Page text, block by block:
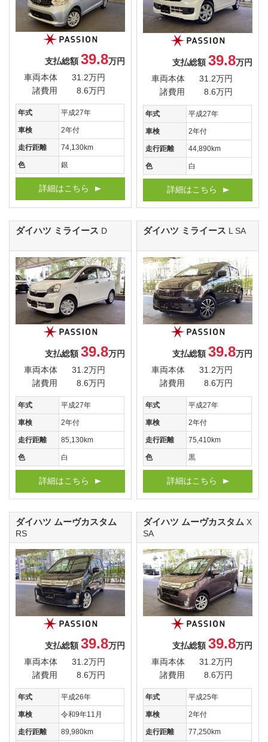
支払総額 39.8万円
車両本体
31.2万円
諸費用
8.6万円
年式 平成27年
車検 2年付
走行距離 74,130km
色 銀
詳細はこちら
支払総額 39.8万円
車両本体
31.2万円
諸費用
8.6万円
年式 平成27年
車検 2年付
走行距離 44,890km
色 白
詳細はこちら
ダイハツ ミライース D
支払総額 39.8万円
車両本体
31.2万円
諸費用
8.6万円
年式 平成27年
車検 2年付
走行距離 85,130km
色 白
詳細はこちら
ダイハツ ミライース L SA
支払総額 39.8万円
車両本体
31.2万円
諸費用
8.6万円
年式 平成27年
車検 2年付
走行距離 75,410km
色 黒
詳細はこちら
ダイハツ ムーヴカスタム
RS
支払総額 39.8万円
車両本体
31.2万円
諸費用
8.6万円
年式 平成26年
車検 令和9年11月
走行距離 89,980km
ダイハツ ムーヴカスタム X
SA
支払総額 39.8万円
車両本体
31.2万円
諸費用
8.6万円
年式 平成25年
車検 2年付
走行距離 77,250km